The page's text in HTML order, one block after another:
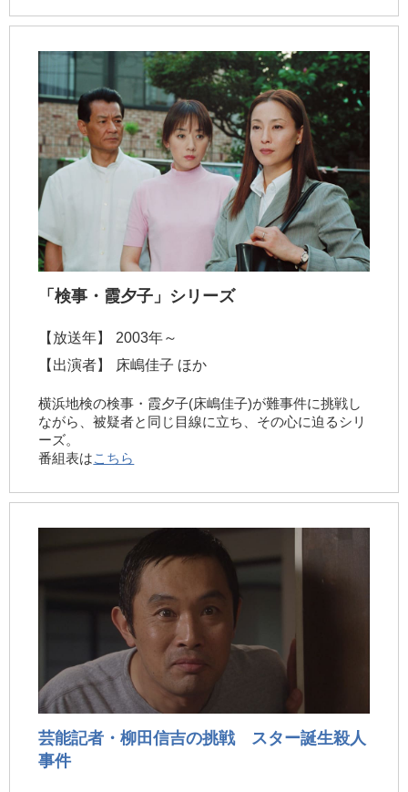
「検事・霞夕子」シリーズ
【放送年】
2003年～
【出演者】
床嶋佳子 ほか
横浜地検の検事・霞夕子(床嶋佳子)が難事件に挑戦し
ながら、被疑者と同じ目線に立ち、その心に迫るシリ
ーズ。
番組表はこちら
芸能記者・柳田信吉の挑戦 スター誕生殺人
事件